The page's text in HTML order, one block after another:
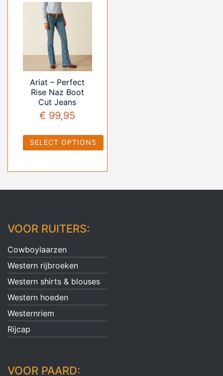
Ariat – Perfect
Rise Naz Boot
Cut Jeans
€ 99,95
SELECT OPTIONS
VOOR RUITERS:
Cowboylaarzen
Western rijbroeken
Western shirts & blouses
Western hoeden
Westernriem
Rijcap
VOOR PAARD: